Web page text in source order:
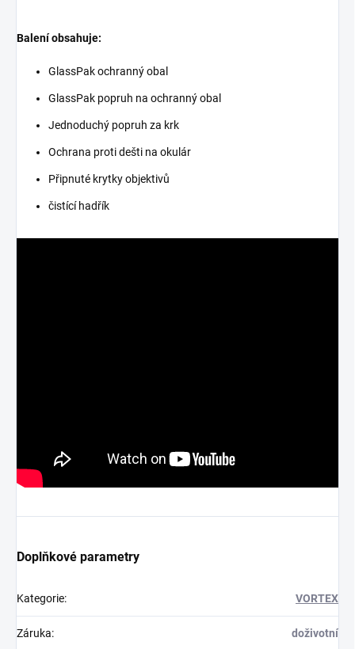
Balení obsahuje:
GlassPak ochranný obal
GlassPak popruh na ochranný obal
Jednoduchý popruh za krk
Ochrana proti dešti na okulár
Připnuté krytky objektivů
čistící hadřík
Doplňkové parametry
Kategorie: VORTEX
Záruka: doživotní